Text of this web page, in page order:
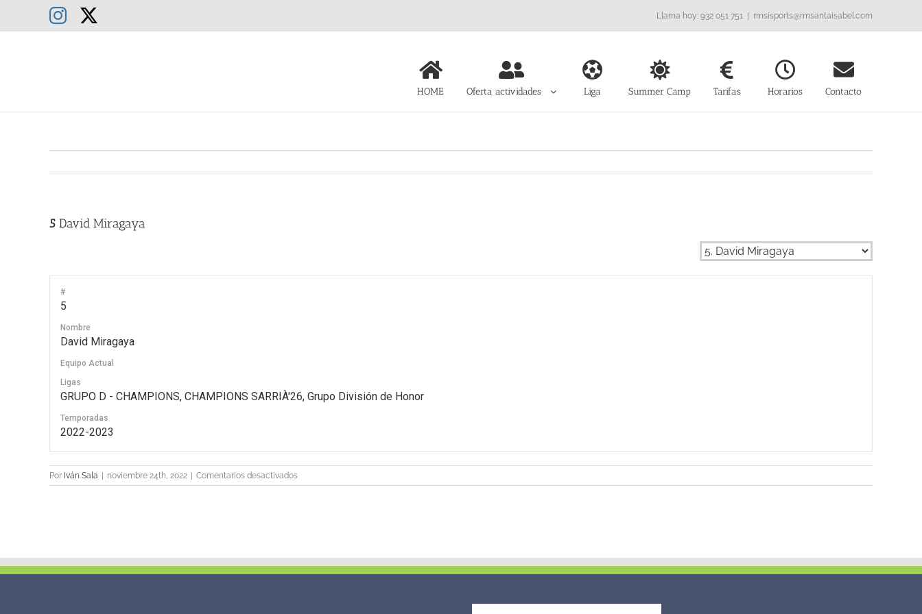
contenido
Llama hoy: 932 051 751 | rmsisports@rmsantaisabel.com
Instagram
HOME Oferta actividades Liga Summer Camp Tarifas Horarios Contacto
5 David Miragaya
#
5
Nombre
David Miragaya
Equipo Actual
Ligas
GRUPO D - CHAMPIONS, CHAMPIONS SARRIÀ'26, Grupo División de Honor
Temporadas
2022-2023
Por Iván Sala | noviembre 24th, 2022 | Comentarios desactivadosen
5